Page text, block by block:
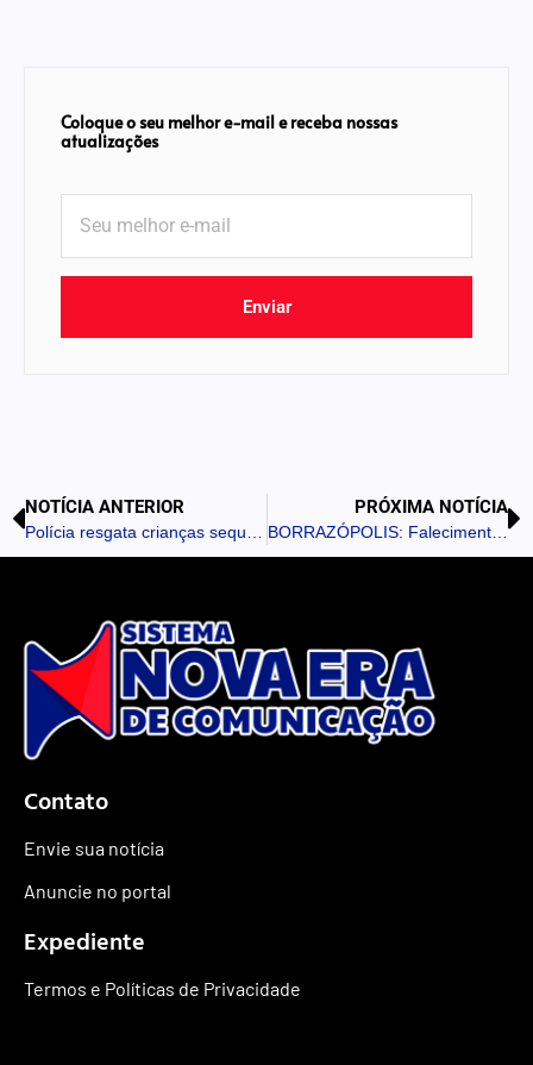
Coloque o seu melhor e-mail e receba nossas
atualizações
Enviar
NOTÍCIA ANTERIOR
Polícia resgata crianças sequestradas pelo pai em Cambira
PRÓXIMA NOTÍCIA
BORRAZÓPOLIS: Falecimento de Aparecido Benedito Lúcio, aos 73 anos
Contato
Envie sua notícia
Anuncie no portal
Expediente
Termos e Políticas de Privacidade